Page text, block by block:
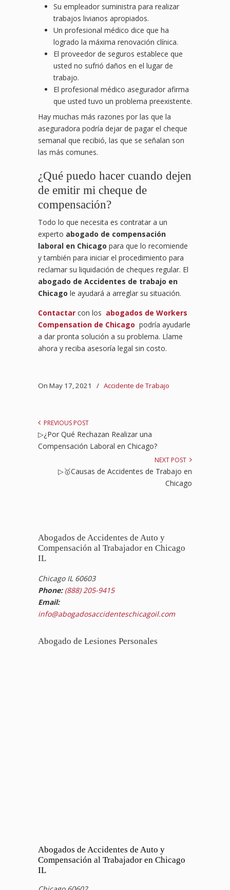
Su empleador suministra para realizar
trabajos livianos apropiados.
Un profesional médico dice que ha
logrado la máxima renovación clínica.
El proveedor de seguros establece que
usted no sufrió daños en el lugar de
trabajo.
El profesional médico asegurador afirma
que usted tuvo un problema preexistente.
Hay muchas más razones por las que la
aseguradora podría dejar de pagar el cheque
semanal que recibió, las que se señalan son
las más comunes.
¿Qué puedo hacer cuando dejen
de emitir mi cheque de
compensación?
Todo lo que necesita es contratar a un
experto abogado de compensación
laboral en Chicago para que lo recomiende
y también para iniciar el procedimiento para
reclamar su liquidación de cheques regular. El
abogado de Accidentes de trabajo en
Chicago le ayudará a arreglar su situación.
Contactar con los abogados de Workers
Compensation de Chicago podría ayudarle
a dar pronta solución a su problema. Llame
ahora y reciba asesoría legal sin costo.
On May 17, 2021 / Accidente de Trabajo
PREVIOUS POST
▷¿Por Qué Rechazan Realizar una
Compensación Laboral en Chicago?
NEXT POST
▷🥇Causas de Accidentes de Trabajo en
Chicago
Abogados de Accidentes de Auto y
Compensación al Trabajador en Chicago
IL
Chicago IL 60603
Phone: (888) 205-9415
Email:
info@abogadosaccidenteschicagoil.com
Abogado de Lesiones Personales
Abogados de Accidentes de Auto y
Compensación al Trabajador en Chicago
IL